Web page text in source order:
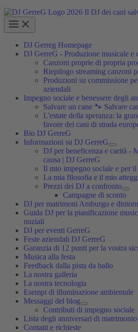
DJ Gerreg Homepage
DJ GerreG - Produzione musicale e
Canzoni proprie di propria
Riepilogo streaming canzoni
Produzioni su commissione
aziendali
Impegno sociale e benessere degli
Salvare un cane 🐾 Salvare
L'estate della speranza: la
favore dei cani di strada
Bio DJ GerreG
Informazioni su DJ GerreG
DJ per beneficenza e carità -
causa | DJ GerreG
Il mio impegno sociale e per
La mia filosofia e il mio
Prezzi dei DJ a confronto
Campagne di sconto
DJ per matrimoni Amburgo e
Guida DJ per la pianificazione
nuziali
DJ per eventi GerreG
Feste aziendali DJ GerreG
Garanzia di 12 punti per la vostra
Musica alla festa
Feedback dalla pista da ballo
La nostra galleria
La nostra tecnologia
Esempi di illuminazione ambientale
Messaggi del blog
Contributi di impegno sociale
Lista degli anniversari di matrimonio
Contatti e richieste